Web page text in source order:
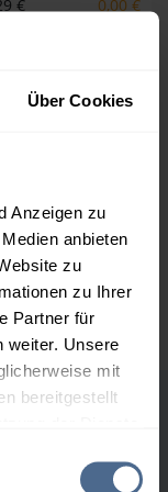
Über Cookies
Anzeigen zu
anbieten
zu
zu Ihrer
Partner für
weiter. Unsere
mit
bereitgestellt
€
0,00 €
€
€
0,00 €
C 1109 in € / 100
Lieferstelle.